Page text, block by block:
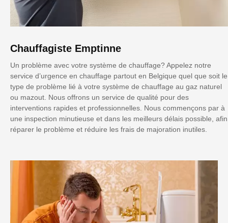
Chauffagiste Emptinne
Un problème avec votre système de chauffage? Appelez notre
service d’urgence en chauffage partout en Belgique quel que soit le
type de problème lié à votre système de chauffage au gaz naturel
ou mazout. Nous offrons un service de qualité pour des
interventions rapides et professionnelles. Nous commençons par à
une inspection minutieuse et dans les meilleurs délais possible, afin
réparer le problème et réduire les frais de majoration inutiles.